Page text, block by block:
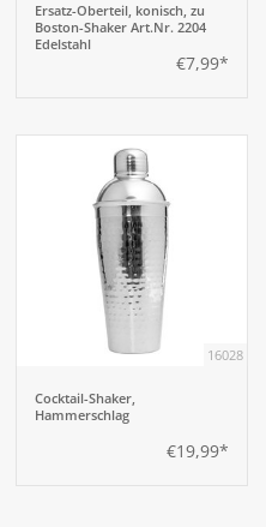
Ersatz-Oberteil, konisch, zu
Boston-Shaker Art.Nr. 2204
Edelstahl
€7,99*
16028
Cocktail-Shaker,
Hammerschlag
€19,99*